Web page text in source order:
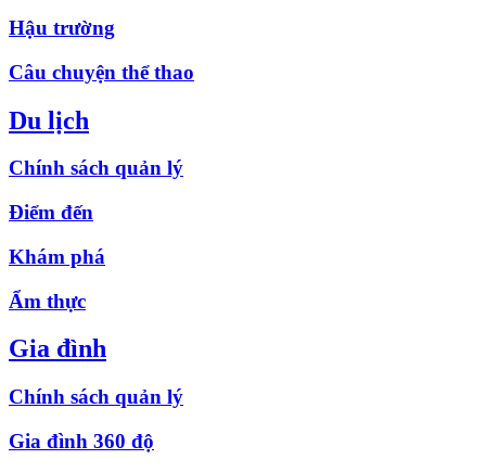
Hậu trường
Câu chuyện thể thao
Du lịch
Chính sách quản lý
Điểm đến
Khám phá
Ẩm thực
Gia đình
Chính sách quản lý
Gia đình 360 độ